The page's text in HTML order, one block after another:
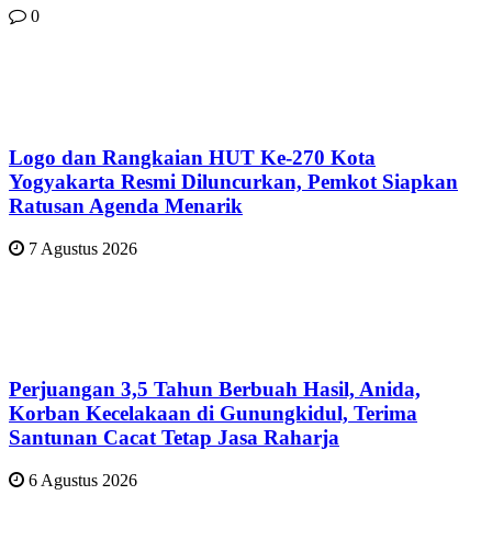
0
Logo dan Rangkaian HUT Ke-270 Kota
Yogyakarta Resmi Diluncurkan, Pemkot Siapkan
Ratusan Agenda Menarik
7 Agustus 2026
Perjuangan 3,5 Tahun Berbuah Hasil, Anida,
Korban Kecelakaan di Gunungkidul, Terima
Santunan Cacat Tetap Jasa Raharja
6 Agustus 2026